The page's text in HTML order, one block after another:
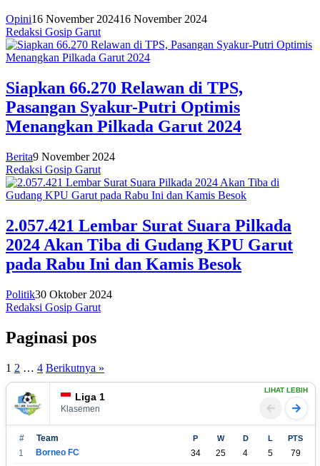
Opini16 November 202416 November 2024
Redaksi Gosip Garut
Siapkan 66.270 Relawan di TPS,
Pasangan Syakur-Putri Optimis
Menangkan Pilkada Garut 2024
Berita9 November 2024
Redaksi Gosip Garut
2.057.421 Lembar Surat Suara Pilkada
2024 Akan Tiba di Gudang KPU Garut
pada Rabu Ini dan Kamis Besok
Politik30 Oktober 2024
Redaksi Gosip Garut
Paginasi pos
1 2 … 4 Berikutnya »
Liga 1
Klasemen
LIHAT LEBIH
# Team P W D L PTS
1 Borneo FC 34 25 4 5
79